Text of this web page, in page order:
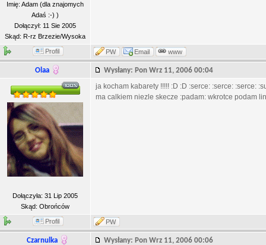
Imię: Adam (dla znajomych
Adaś :-) )
Dołączył: 11 Sie 2005
Skąd: R-rz Brzezie/Wysoka
Profil PW Email www
Olaa Wysłany: Pon Wrz 11, 2006 00:04
Dołączyła: 31 Lip 2005
Skąd: Obrońców
ja kocham kabarety !!!!! :D :D :serce: :serce: :serce:
ma calkiem niezle skecze :padam: wkrotce podam
Profil PW
Czarnulka Wysłany: Pon Wrz 11, 2006 00:06